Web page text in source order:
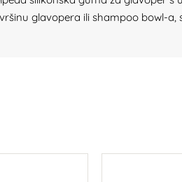
glavopera ili shampoo bowl-